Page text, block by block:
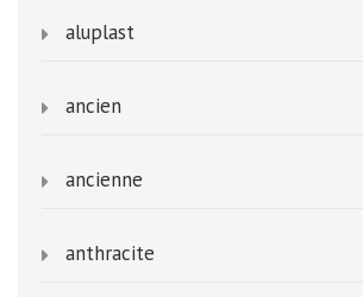
aluplast
ancien
ancienne
anthracite